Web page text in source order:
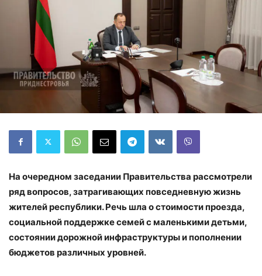
На очередном заседании Правительства рассмотрели
ряд вопросов, затрагивающих повседневную жизнь
жителей республики. Речь шла о стоимости проезда,
социальной поддержке семей с маленькими детьми,
состоянии дорожной инфраструктуры и пополнении
бюджетов различных уровней.